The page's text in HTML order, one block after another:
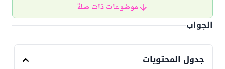
موضوعات ذات صلة
الجواب
جدول المحتويات